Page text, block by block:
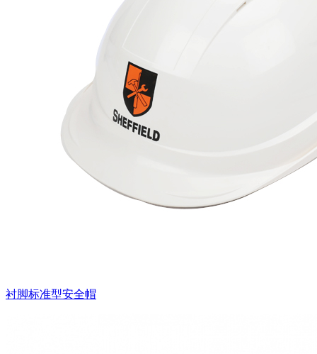
衬脚标准型安全帽